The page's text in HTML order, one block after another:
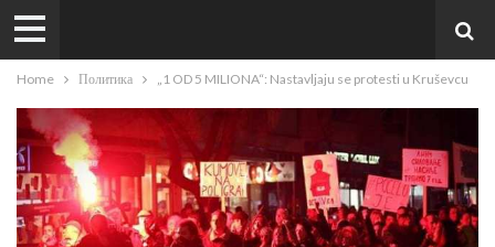
Home Политика „1 OD 5 MILIONA“: Nastavljaju se protesti u Kruševcu